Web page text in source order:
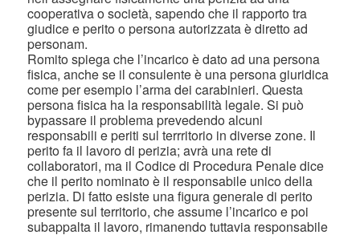
cooperativa o società, sapendo che il rapporto tra
giudice e perito o persona autorizzata è diretto ad
personam.
Romito spiega che l’incarico è dato ad una persona
fisica, anche se il consulente è una persona giuridica
come per esempio l’arma dei carabinieri. Questa
persona fisica ha la responsabilità legale. Si può
bypassare il problema prevedendo alcuni
responsabili e periti sul terrritorio in diverse zone. Il
perito fa il lavoro di perizia; avrà una rete di
collaboratori, ma il Codice di Procedura Penale dice
che il perito nominato è il responsabile unico della
perizia. Di fatto esiste una figura generale di perito
presente sul territorio, che assume l’incarico e poi
subappalta il lavoro, rimanendo tuttavia responsabile